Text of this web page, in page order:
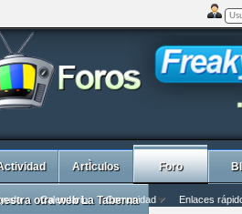
ArtÌculos Foro
Calendario Comunidad Enlaces
otra web La Taberna